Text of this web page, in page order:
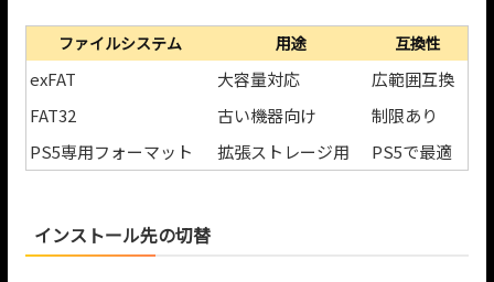
ファイルシステム 用途 互換性
exFAT 大容量対応
広範囲互換
FAT32
古い機器向け
制限あり
PS5専用フォーマット
拡張ストレージ用 PS5で最適
インストール先の切替